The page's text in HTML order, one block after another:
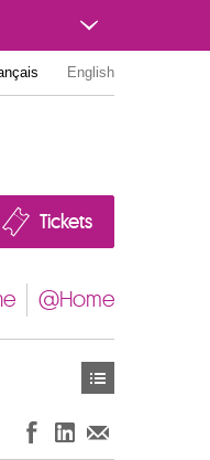
English
Tickets
@Home